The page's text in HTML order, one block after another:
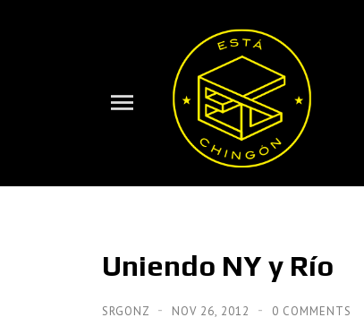
Uniendo NY y Río
SRGONZ NOV 26, 2012 0 COMMENTS